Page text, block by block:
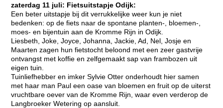
zaterdag 11 juli: Fietsuitstapje Odijk:
Een beter uitstapje bij dit verrukkelijke weer kun je niet
bedenken: op de fiets naar de spontane planten-, bloemen-,
moes- en bijentuin aan de Kromme Rijn in Odijk.
Liesbeth, Joke, Joyce, Johanna, Jackie, Ad, Nel, Josje en
Maarten zagen hun fietstocht beloond met een zeer gastvrije
ontvangst met koffie en zelfgemaakt sap van frambozen uit
eigen tuin.
Tuinliefhebber en imker Sylvie Otter onderhoudt hier samen
met haar man Paul een oase van bloemen en fruit op de uiterst
vruchtbare oever van de Kromme Rijn, waar even verderop de
Langbroeker Wetering op aansluit.